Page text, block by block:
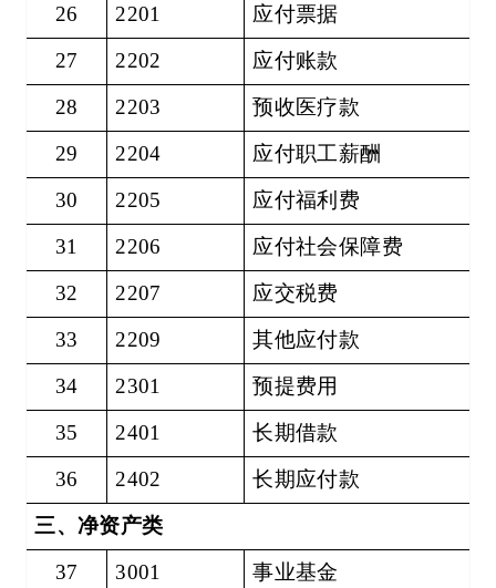
26
2201
应付票据
27
2202
应付账款
28
2203
预收医疗款
29
2204
应付职工薪酬
30
2205
应付福利费
31
2206
应付社会保障费
32
2207
应交税费
33
2209
其他应付款
34
2301
预提费用
35
2401
长期借款
36
2402
长期应付款
三、净资产类
37
3001 事业基金